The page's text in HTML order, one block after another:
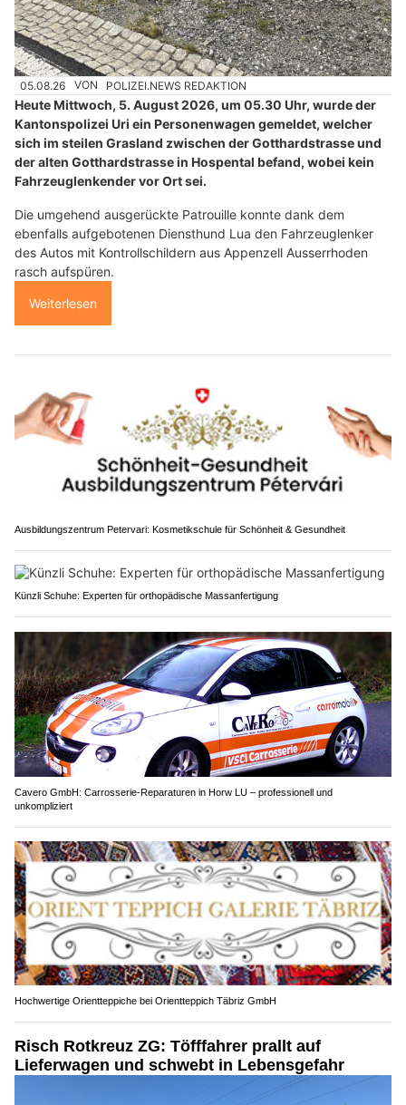
05.08.26 VON POLIZEI.NEWS REDAKTION
Heute Mittwoch, 5. August 2026, um 05.30 Uhr, wurde der
Kantonspolizei Uri ein Personenwagen gemeldet, welcher
sich im steilen Grasland zwischen der Gotthardstrasse und
der alten Gotthardstrasse in Hospental befand, wobei kein
Fahrzeuglenkender vor Ort sei.
Die umgehend ausgerückte Patrouille konnte dank dem
ebenfalls aufgebotenen Diensthund Lua den Fahrzeuglenker
des Autos mit Kontrollschildern aus Appenzell Ausserrhoden
rasch aufspüren.
Weiterlesen
Ausbildungszentrum Petervari: Kosmetikschule für Schönheit & Gesundheit
Künzli Schuhe: Experten für orthopädische Massanfertigung
Cavero GmbH: Carrosserie-Reparaturen in Horw LU – professionell und
unkompliziert
Hochwertige Orientteppiche bei Orientteppich Täbriz GmbH
Risch Rotkreuz ZG: Töfffahrer prallt auf
Lieferwagen und schwebt in Lebensgefahr